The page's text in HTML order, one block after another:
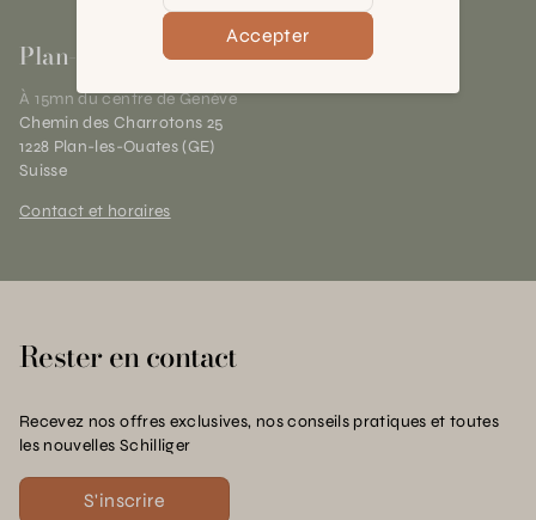
Plan-les-Ouates
À 15mn du centre de Genève
Chemin des Charrotons 25
1228 Plan-les-Ouates (GE)
Suisse
Contact et horaires
Rester en contact
Recevez nos offres exclusives, nos conseils pratiques et toutes
les nouvelles Schilliger
S'inscrire
Accepter